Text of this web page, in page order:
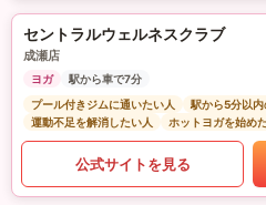
セントラルウェルネスクラブ
成瀬店
ヨガ
駅から車で7分
プール付きジムに通いたい人
駅から5分以
運動不足を解消したい人
ホットヨガを始め
公式サイトを見る